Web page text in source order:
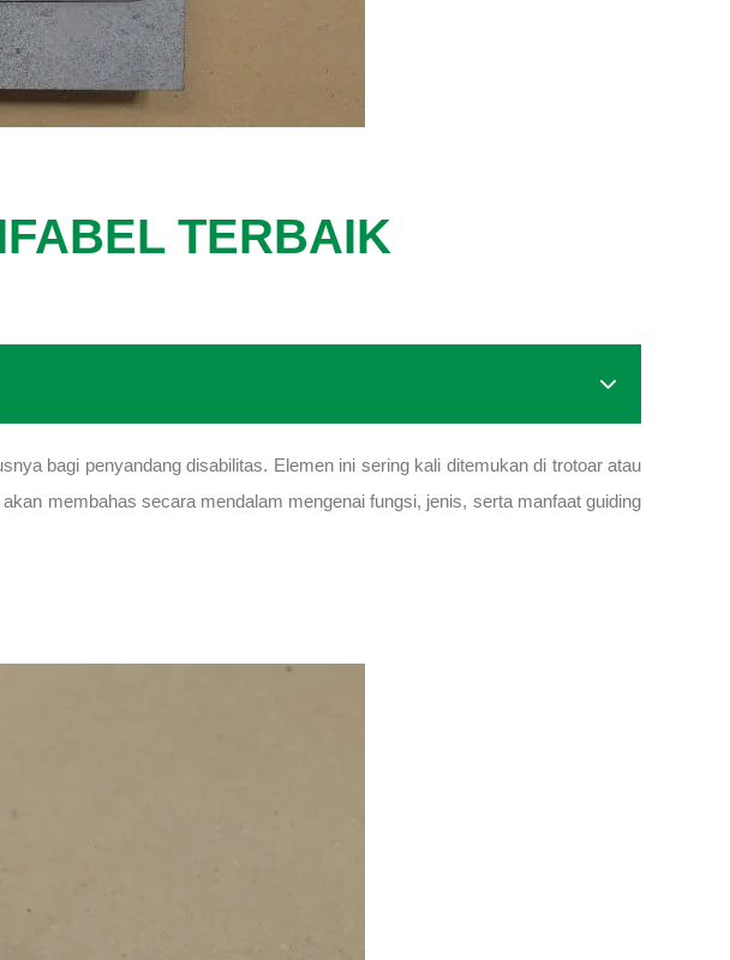
TERBAIK
bagi penyandang disabilitas. Elemen ini sering kali ditemukan di trotoar atau
membahas secara mendalam mengenai fungsi, jenis, serta manfaat guiding